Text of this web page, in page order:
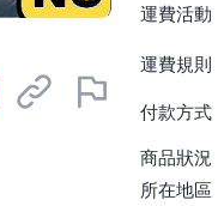
運費活動
運費規則
付款方式
商品狀況
所在地區